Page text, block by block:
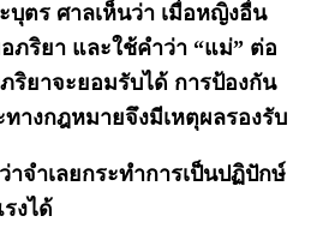
ตร ศาลเห็นว่า เมื่อหญิงอื่น
ภริยา และใช้คำว่า “แม่” ต่อ
ริยาจะยอมรับได้ การป้องกัน
างกฎหมายจึงมีเหตุผลรองรับ
จำเลยกระทำการเป็นปฏิปักษ์
งได้